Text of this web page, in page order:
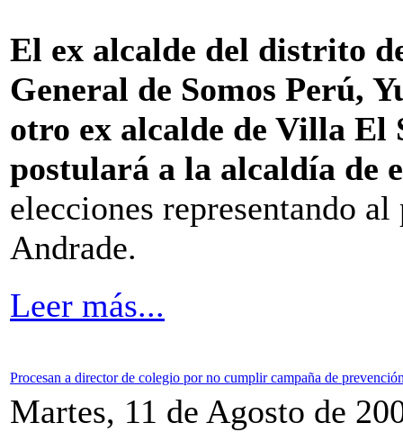
El ex alcalde del distrito
General de Somos Perú,
otro ex alcalde de Villa El
postulará a la alcaldía de
elecciones representando
Andrade.
Leer más...
Procesan a director de colegio por no cumplir campaña de
Martes, 11 de Agosto de